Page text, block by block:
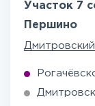
Участок 7
Першино